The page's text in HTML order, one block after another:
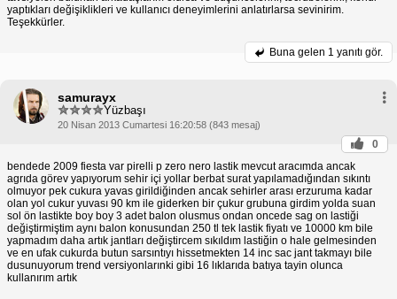
yaptıkları değişiklikleri ve kullanıcı deneyimlerini anlatırlarsa sevinirim.
Teşekkürler.
Buna gelen 1 yanıtı gör.
samurayx
Yüzbaşı
20 Nisan 2013 Cumartesi 16:20:58 (843 mesaj)
0
bendede 2009 fiesta var pirelli p zero nero lastik mevcut aracımda ancak
agrıda görev yapıyorum sehir içi yollar berbat surat yapılamadığından sıkıntı
olmuyor pek cukura yavas girildiğinden ancak sehirler arası erzuruma kadar
olan yol cukur yuvası 90 km ile giderken bir çukur grubuna girdim yolda suan
sol ön lastikte boy boy 3 adet balon olusmus ondan oncede sag on lastiği
değiştirmiştim aynı balon konusundan 250 tl tek lastik fiyatı ve 10000 km bile
yapmadım daha artık jantları değiştircem sıkıldım lastiğin o hale gelmesinden
ve en ufak cukurda butun sarsıntıyı hissetmekten 14 inc sac jant takmayı bile
dusunuyorum trend versiyonlarınki gibi 16 lıklarıda batıya tayin olunca
kullanırım artık